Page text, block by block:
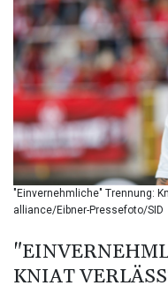
"Einvernehmliche" Trennung:
alliance/Eibner-Pressefoto/SID
KNIAT